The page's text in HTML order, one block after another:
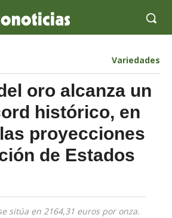
Variedades
oro alcanza un
histórico, en
proyecciones
de Estados
sitúa en 2164,31 euros por onza.